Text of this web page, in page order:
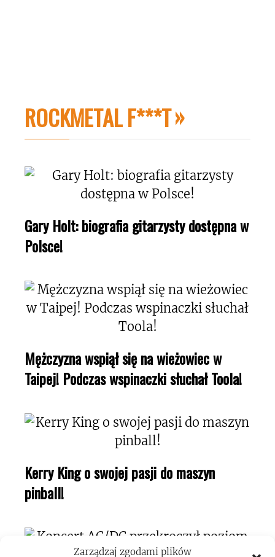
Zarządzaj zgodami plików
ROCKMETAL F***T
Gary Holt: biografia gitarzysty dostępna w
Polsce!
Mężczyzna wspiął się na wieżowiec w
Taipej! Podczas wspinaczki słuchał Toola!
Kerry King o swojej pasji do maszyn
pinball!